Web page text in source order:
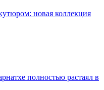
новая коллекция
полностью растаял в